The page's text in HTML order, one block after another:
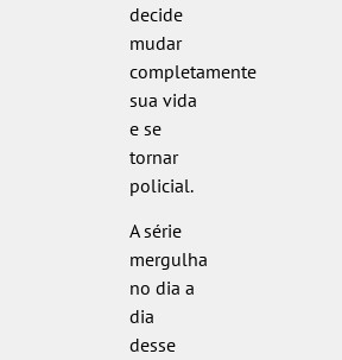
decide
mudar
completamente
sua vida
e se
tornar
policial.
A série
mergulha
no dia a
dia
desse